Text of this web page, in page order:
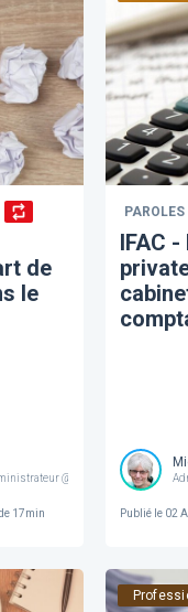
de
le
@ OECCBB
17min
PAROLES
IFAC
Publié le 02